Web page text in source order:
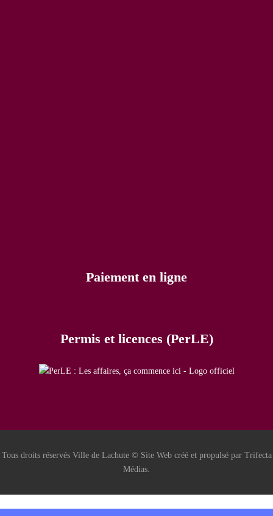
Paiement en ligne
Permis et licences (PerLE)
Tous droits réservés Ville de Lachute © Site Web créé et propulsé par Trifecta
Médias.